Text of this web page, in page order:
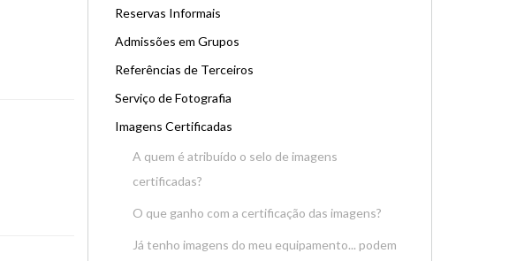
Reservas Informais
Admissões em Grupos
Referências de Terceiros
Serviço de Fotografia
Imagens Certificadas
A quem é atribuído o selo de imagens
certificadas?
O que ganho com a certificação das imagens?
Já tenho imagens do meu equipamento... podem